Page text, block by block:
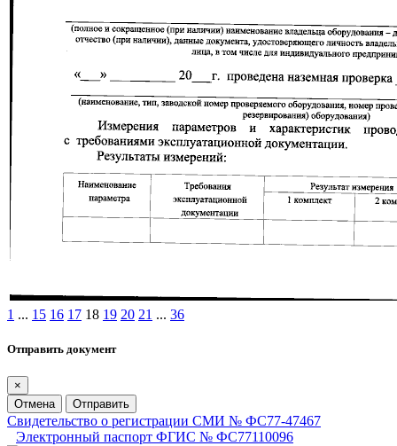
1 ... 15 16 17 18 19 20 21 ... 36
Отправить документ
×
Отмена
Отправить
Свидетельство о регистрации СМИ № ФС77-47467
Электронный паспорт ФГИС № ФС77110096